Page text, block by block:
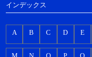
インデックス
A B C D E
M N O P Q